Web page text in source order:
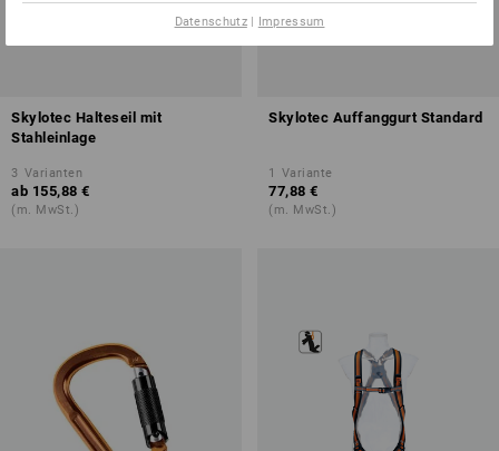
Skylotec Halteseil mit
Stahleinlage
3 Varianten
ab 155,88 €
(m. MwSt.)
Skylotec Auffanggurt Standard
1 Variante
77,88 €
(m. MwSt.)
Datenschutz| Impressum